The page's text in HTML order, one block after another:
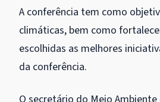
A conferência tem como
climáticas, bem como
escolhidas as melhores
da conferência.